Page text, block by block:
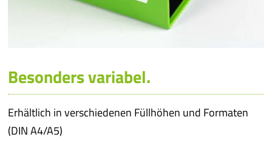
Besonders variabel.
Erhältlich in verschiedenen Füllhöhen und Formaten
(DIN A4/A5)